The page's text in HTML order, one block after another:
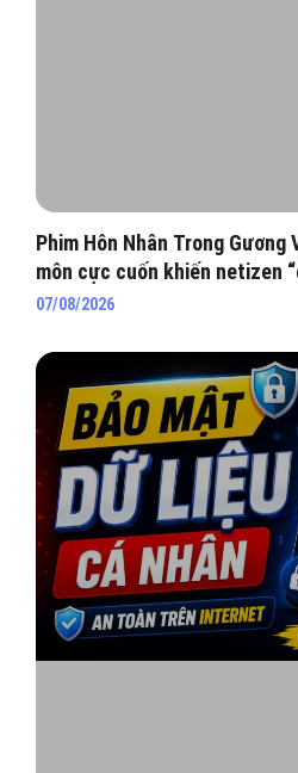
Phim Hôn Nhân Trong Gương
môn cực cuốn khiến netizen
07/08/2026